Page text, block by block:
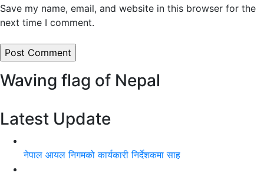
Save my name, email, and website in this browser for the
next time I comment.
Waving flag of Nepal
Latest Update
नेपाल आयल निगमको कार्यकारी निर्देशकमा साह